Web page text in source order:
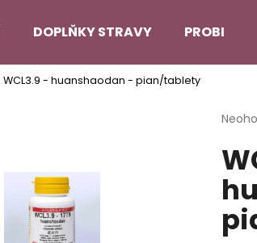
DOPLŇKY STRAVY
WCL3.9 - huanshaodan - pian/tablety
je
0,0
5
najít?